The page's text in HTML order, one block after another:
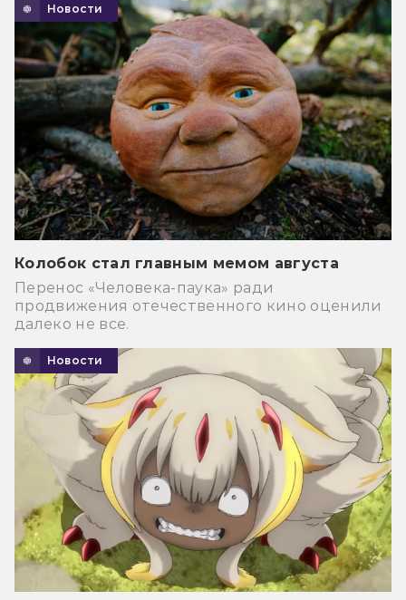
Новости
Колобок стал главным мемом августа
Перенос «Человека-паука» ради
продвижения отечественного кино оценили
далеко не все.
Новости